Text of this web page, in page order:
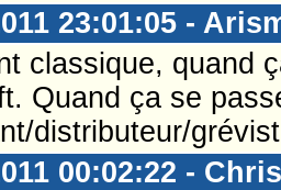
23:01:05 -
classique, quand
Quand ça se
distributeur/
00:02:22 -